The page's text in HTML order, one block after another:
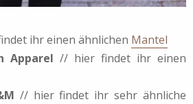
ihr einen ähnlichen Mantel
Apparel // hier findet ihr einen
// hier findet ihr sehr ähnliche